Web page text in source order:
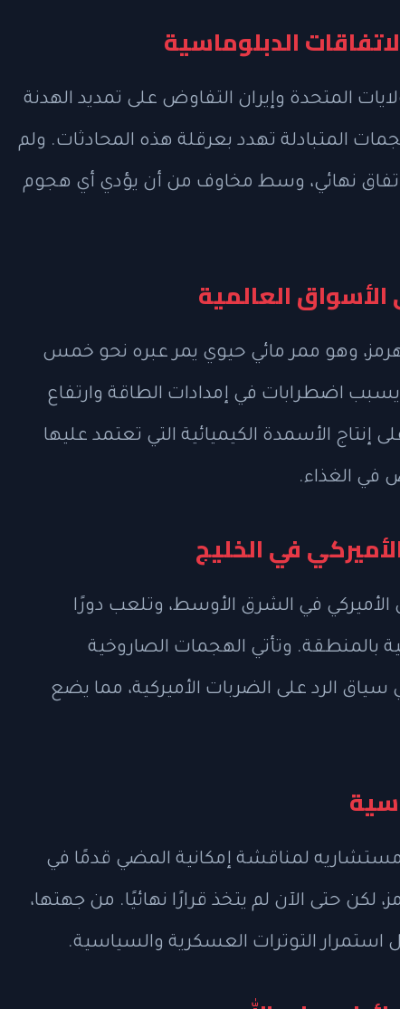
الدبلوماسية
المتحدة وإيران التفاوض على تمديد الهدنة
المتبادلة تهدد بعرقلة هذه المحادثات. ولم
نهائي، وسط مخاوف من أن يؤدي أي هجوم
العالمية
وهو ممر مائي حيوي يمر عبره نحو خمس
يسبب اضطرابات في إمدادات الطاقة وارتفاع
إنتاج الأسمدة الكيميائية التي تعتمد عليها
في الغذاء.
في الخليج
الأميركي في الشرق الأوسط، وتلعب دورًا
بالمنطقة. وتأتي الهجمات الصاروخية
سياق الرد على الضربات الأميركية، مما يضع
لمناقشة إمكانية المضي قدمًا في
لكن حتى الآن لم يتخذ قرارًا نهائيًا. من جهتها،
استمرار التوترات العسكرية والسياسية.